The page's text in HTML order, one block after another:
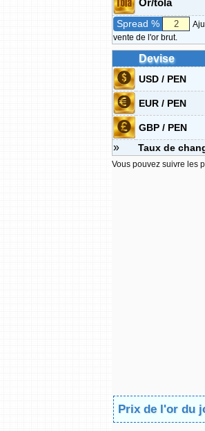
Or/tola
Spread %
vente de l'or brut.
Devise
USD / PEN
EUR / PEN
GBP / PEN
»
Taux de
Vous pouvez suivre les
Prix de l'or du